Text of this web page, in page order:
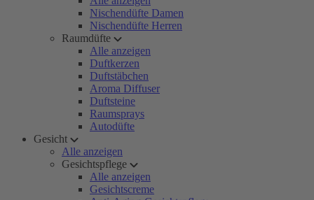
Nischendüfte Damen
Nischendüfte Herren
Raumdüfte
Alle anzeigen
Duftkerzen
Duftstäbchen
Aroma Diffuser
Duftsteine
Raumsprays
Autodüfte
Gesicht
Alle anzeigen
Gesichtspflege
Alle anzeigen
Gesichtscreme